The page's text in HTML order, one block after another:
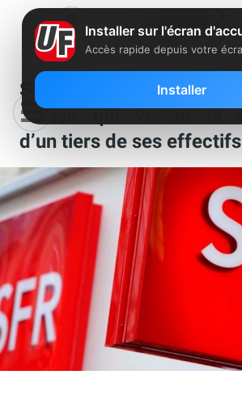
SFR préparerait un
massif qui verrait la
d’un tiers de ses effectifs
Installer sur l'écran
Accès rapide depuis votre
Installer